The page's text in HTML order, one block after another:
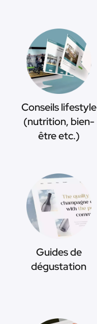
Conseils lifestyle
(nutrition, bien-
être etc.)
Guides de
dégustation